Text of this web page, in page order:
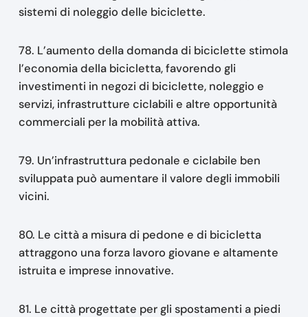
sistemi di noleggio delle biciclette.
78. L’aumento della domanda di biciclette stimola
l’economia della bicicletta, favorendo gli
investimenti in negozi di biciclette, noleggio e
servizi, infrastrutture ciclabili e altre opportunità
commerciali per la mobilità attiva.
79. Un’infrastruttura pedonale e ciclabile ben
sviluppata può aumentare il valore degli immobili
vicini.
80. Le città a misura di pedone e di bicicletta
attraggono una forza lavoro giovane e altamente
istruita e imprese innovative.
81. Le città progettate per gli spostamenti a piedi